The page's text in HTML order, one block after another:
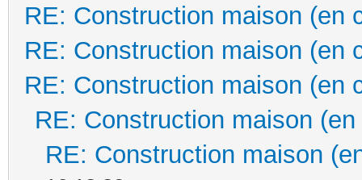
RE: Construction maison (en
RE: Construction maison (en
RE: Construction maison (en
RE: Construction maison
RE: Construction maison